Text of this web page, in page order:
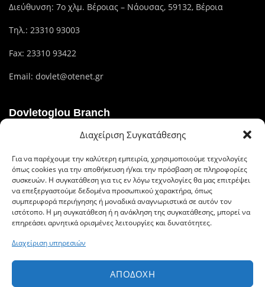
Διαχείριση Συγκατάθεσης
Για να παρέχουμε την καλύτερη εμπειρία, χρησιμοποιούμε τεχνολογίες
όπως cookies για την αποθήκευση ή/και την πρόσβαση σε πληροφορίες
συσκευών. Η συγκατάθεση για τις εν λόγω τεχνολογίες θα μας επιτρέψει
να επεξεργαστούμε δεδομένα προσωπικού χαρακτήρα, όπως
συμπεριφορά περιήγησης ή μοναδικά αναγνωριστικά σε αυτόν τον
ιστότοπο. Η μη συγκατάθεση ή η ανάκληση της συγκατάθεσης, μπορεί να
επηρεάσει αρνητικά ορισμένες λειτουργίες και δυνατότητες.
Διαχείριση υπηρεσιών
ΑΠΟΔΟΧΉ
Διεύθυνση: 7ο χλμ. Βέροιας – Νάουσας, 59132, Βέροια
Τηλ.: 23310 93003
Fax: 23310 93422
Email: dovlet@otenet.gr
Dovletoglou Branch
Διεύθυνση: Πίνδου 17, 59132,Βέροια
Τηλ.: 23310 60376
Fax: 23310 93422
Email: dovlet@otenet.gr